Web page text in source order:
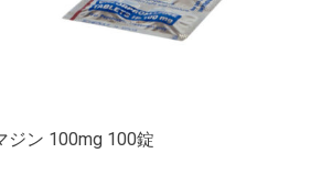
ジン 100mg 100錠